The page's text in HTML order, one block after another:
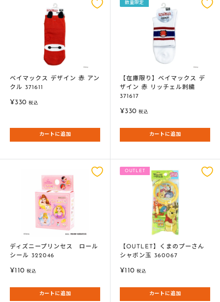
ベイマックス デザイン 赤 アン
クル 371611
販
格
¥330 税込
カートに追加
数量限定
【在庫限り】ベイマックス デ
ザイン 赤 リッチェル刺繍
371617
販
価
¥330 税込
カートに追加
ディズニープリンセス ロール
シール 322046
販
価
¥110 税込
カートに追加
OUTLET
【OUTLET】くまのプーさん
シャボン玉 360067
販
価
¥110 税込
カートに追加